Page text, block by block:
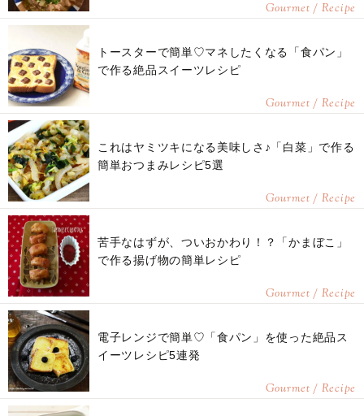
Gourmet / Recipe
トースターで簡単♡マネしたくなる「食パン」
で作る絶品スイーツレシピ
Gourmet / Recipe
これはヤミツキになる美味しさ♪「白菜」で作る
簡単おつまみレシピ5選
Gourmet / Recipe
苦手なはずが、ついおかわり！？「かまぼこ」
で作る揚げ物の簡単レシピ
Gourmet / Recipe
電子レンジで簡単♡「食パン」を使った絶品ス
イーツレシピ5連発
Gourmet / Recipe